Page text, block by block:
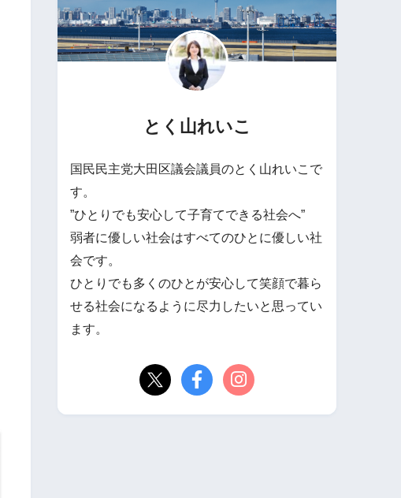
とく山れいこ
国民民主党大田区議会議員のとく山れいこで
す。
”ひとりでも安心して子育てできる社会へ”
弱者に優しい社会はすべてのひとに優しい社
会です。
ひとりでも多くのひとが安心して笑顔で暮ら
せる社会になるように尽力したいと思ってい
ます。